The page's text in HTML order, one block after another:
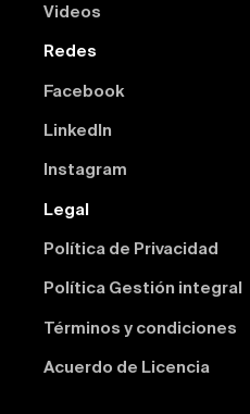
Videos
Redes
Facebook
Linkedln
Instagram
Legal
Política de Privacidad
Política Gestión integral
Términos y condiciones
Acuerdo de Licencia